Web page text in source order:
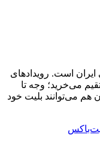
است. رویدادهای
می‌خرید؛ وجه تا
هم می‌توانند بلیت خود